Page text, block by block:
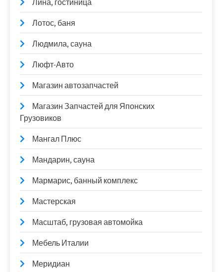
Лина, гостиница
Лотос, баня
Людмила, сауна
Люфт-Авто
Магазин автозапчастей
Магазин Запчастей для Японских
Грузовиков
Мангал Плюс
Мандарин, сауна
Мармарис, банный комплекс
Мастерская
Масштаб, грузовая автомойка
Мебель Италии
Меридиан